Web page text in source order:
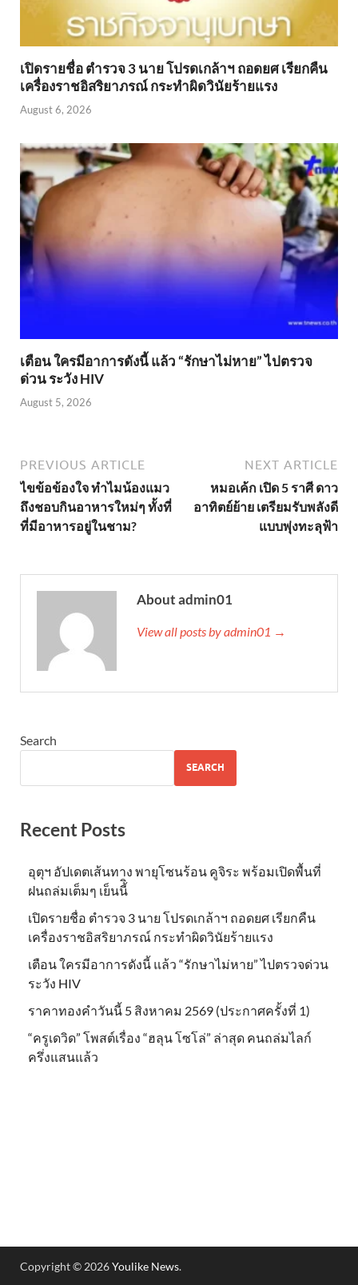
เปิดรายชื่อ ตำรวจ 3 นาย โปรดเกล้าฯ ถอดยศ เรียกคืน
เครื่องราชอิสริยาภรณ์ กระทำผิดวินัยร้ายแรง
August 6, 2026
เตือน ใครมีอาการดังนี้ แล้ว “รักษาไม่หาย” ไปตรวจ
ด่วน ระวัง HIV
August 5, 2026
PREVIOUS ARTICLE
ไขข้อข้องใจ ทำไมน้องแมว
ถึงชอบกินอาหารใหม่ๆ ทั้งที่
ที่มีอาหารอยู่ในชาม?
NEXT ARTICLE
หมอเค้ก เปิด 5 ราศี ดาว
อาทิตย์ย้าย เตรียมรับพลังดี
แบบพุ่งทะลุฟ้า
About admin01
View all posts by admin01 →
Search
SEARCH
Recent Posts
อุตุฯ อัปเดตเส้นทาง พายุโซนร้อน คูจิระ พร้อมเปิดพื้นที่
ฝนถล่มเต็มๆ เย็นนี้ิ
เปิดรายชื่อ ตำรวจ 3 นาย โปรดเกล้าฯ ถอดยศ เรียกคืน
เครื่องราชอิสริยาภรณ์ กระทำผิดวินัยร้ายแรง
เตือน ใครมีอาการดังนี้ แล้ว “รักษาไม่หาย” ไปตรวจด่วน
ระวัง HIV
ราคาทองคำวันนี้ 5 สิงหาคม 2569 (ประกาศครั้งที่ 1)
“ครูเดวิด” โพสต์เรื่อง “ฮลุน โซโล่” ล่าสุด คนถล่มไลก์
ครึ่งแสนแล้ว
Copyright © 2026Youlike News.